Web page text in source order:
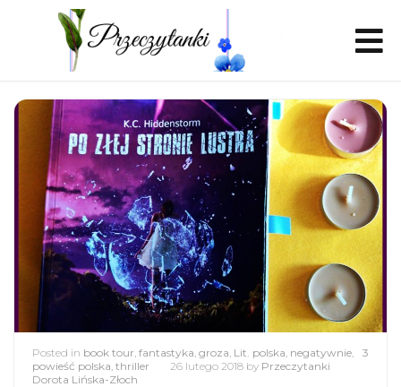
3
Posted in book tour, fantastyka, groza, Lit. polska, negatywnie,
powieść polska, thriller 26 lutego 2018 by Przeczytanki
Dorota Lińska-Złoch